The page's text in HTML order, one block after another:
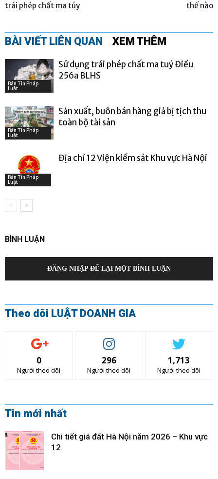
trái phép chất ma túy thế nào
BÀI VIẾT LIÊN QUAN XEM THÊM
Bản Tin Pháp
Luật
Sử dụng trái phép chất ma tuý Điều
256a BLHS
Bản Tin Pháp
Luật
Sản xuất, buôn bán hàng giả bị tịch thu
toàn bộ tài sản
Bản Tin Pháp
Luật
Địa chỉ 12 Viện kiểm sát Khu vực Hà Nội
BÌNH LUẬN
ĐĂNG NHẬP ĐỂ LẠI MỘT BÌNH LUẬN
Theo dõi LUẬT DOANH GIA
0
Người theo dõi
296
Người theo dõi
1,713
Người theo dõi
Tin mới nhất
Chi tiết giá đất Hà Nội năm 2026 – Khu vực
12